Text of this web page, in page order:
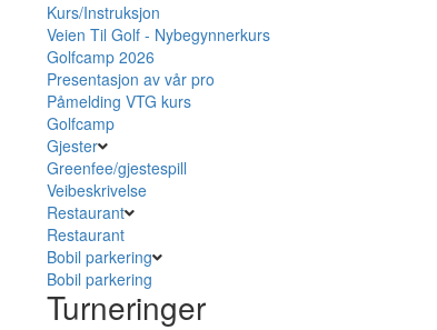
Kurs/Instruksjon
Veien Til Golf - Nybegynnerkurs
Golfcamp 2026
Presentasjon av vår pro
Påmelding VTG kurs
Golfcamp
Gjester
Greenfee/gjestespill
Veibeskrivelse
Restaurant
Restaurant
Bobil parkering
Bobil parkering
Turneringer